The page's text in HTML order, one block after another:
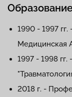
1990 - 1997 гг.
Медицинская
1997 - 1998
2018 г. -